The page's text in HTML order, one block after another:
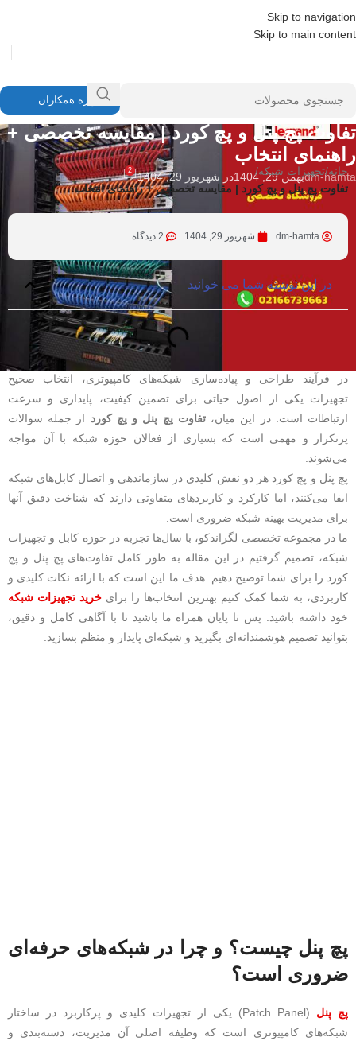
Skip to navigation
Skip to main content
ویژه همکاران
تفاوت پچ پنل و پچ کورد | مقایسه تخصصی +
راهنمای انتخاب
dm-hamtaبهمن 29, 1404 در شهریور 29, 1404 2 خانه/تجهیزات شبکه/
تفاوت پچ پنل و پچ کورد | مقایسه تخصصی + راهنمای انتخاب
dm-hamta شهریور 29, 1404 2 دیدگاه
در این نوشته شما می خوانید
در فرآیند طراحی و پیاده‌سازی شبکه‌های کامپیوتری، انتخاب صحیح
تجهیزات یکی از اصول حیاتی برای تضمین کیفیت، پایداری و سرعت
ارتباطات است. در این میان،تفاوت پچ پنل و پچ کورد از جمله سوالات
پرتکرار و مهمی است که بسیاری از فعالان حوزه شبکه با آن مواجه
می‌شوند.
پچ پنل و پچ کورد هر دو نقش کلیدی در سازماندهی و اتصال کابل‌های شبکه
ایفا می‌کنند، اما کارکرد و کاربردهای متفاوتی دارند که شناخت دقیق آنها
برای مدیریت بهینه شبکه ضروری است.
ما در مجموعه تخصصی لگراندکو، با سال‌ها تجربه در حوزه کابل و تجهیزات
شبکه، تصمیم گرفتیم در این مقاله به طور کامل تفاوت‌های پچ پنل و پچ
کورد را برای شما توضیح دهیم. هدف ما این است که با ارائه نکات کلیدی و
کاربردی، به شما کمک کنیم بهترین انتخاب‌ها را برای خرید تجهیزات شبکه
خود داشته باشید. پس تا پایان همراه ما باشید تا با آگاهی کامل و دقیق،
بتوانید تصمیم هوشمندانه‌ای بگیرید و شبکه‌ای پایدار و منظم بسازید.
پچ پنل چیست؟ و چرا در شبکه‌های حرفه‌ای
ضروری است؟
پچ پنل
(Patch Panel) یکی از تجهیزات کلیدی و پرکاربرد در ساختار
شبکه‌های کامپیوتری است که وظیفه اصلی آن مدیریت، دسته‌بندی و